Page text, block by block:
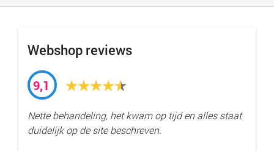
Webshop reviews
9,1
Nette behandeling, het kwam op tijd en alles staat
duidelijk op de site beschreven.